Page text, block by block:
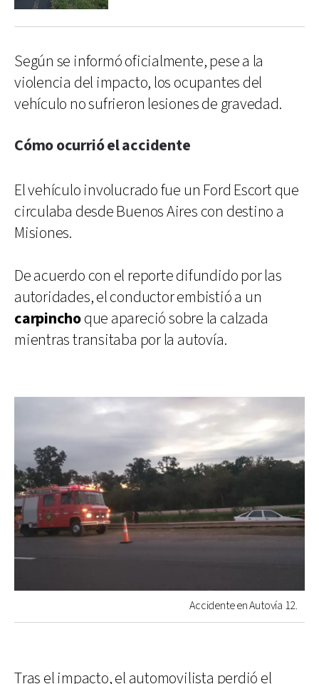
Según se informó oficialmente, pese a la
violencia del impacto, los ocupantes del
vehículo no sufrieron lesiones de gravedad.
Cómo ocurrió el accidente
El vehículo involucrado fue un Ford Escort que
circulaba desde Buenos Aires con destino a
Misiones.
De acuerdo con el reporte difundido por las
autoridades, el conductor embistió a un
carpinchoque apareció sobre la calzada
mientras transitaba por la autovía.
Accidente en Autovía 12.
Tras el impacto, el automovilista perdió el